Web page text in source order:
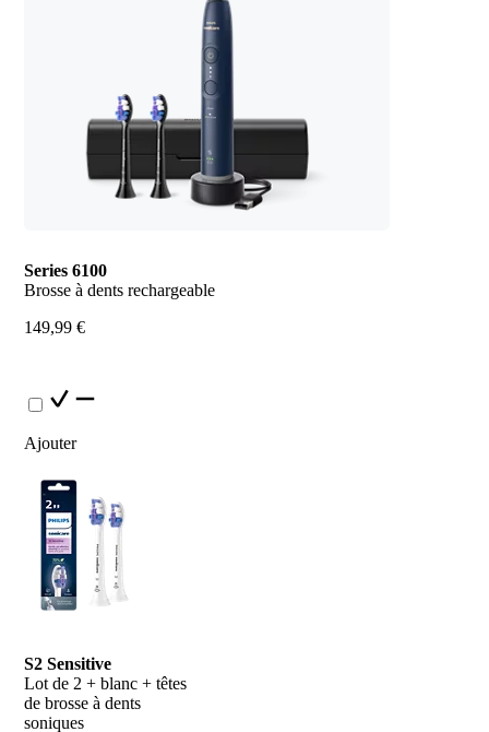
Series 6100
Brosse à dents rechargeable
149,99 €
Ajouter
S2 Sensitive
Lot de 2 + blanc + têtes
de brosse à dents
soniques